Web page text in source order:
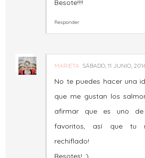
Besote!!!!
Responder
MARIETA SÁBADO, 11 JUNIO,
No te puedes hacer una
que me gustan los
afirmar que es uno de
favoritos, así que tu
rechiflado!
Besotes! :)